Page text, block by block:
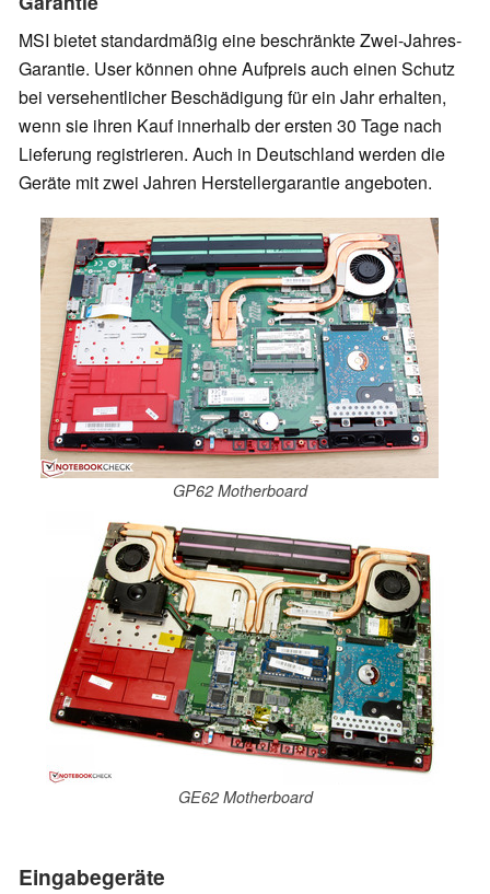
MSI bietet standardmäßig eine beschränkte Zwei-Jahres-
Garantie. User können ohne Aufpreis auch einen Schutz
bei versehentlicher Beschädigung für ein Jahr erhalten,
wenn sie ihren Kauf innerhalb der ersten 30 Tage nach
Lieferung registrieren. Auch in Deutschland werden die
Geräte mit zwei Jahren Herstellergarantie angeboten.
GP62 Motherboard
GE62 Motherboard
Eingabegeräte